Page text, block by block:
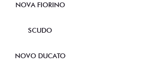
NOVA FIORINO
SCUDO
NOVO DUCATO